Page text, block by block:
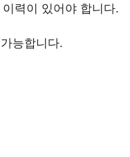
력이 있어야 합니다.
능합니다.